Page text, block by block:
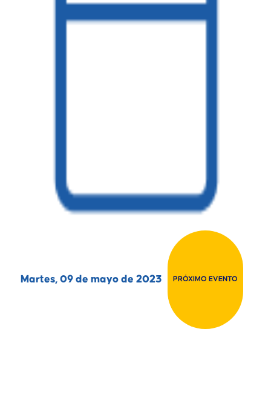
Martes, 09 de mayo de 2023 PRÓXIMO EVENTO